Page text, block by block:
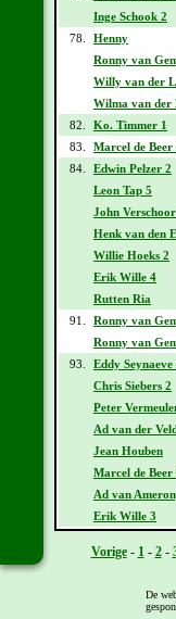
Inge Schook 2
78.
Henny
Ronny van
Willy van der
Wilma van der
82.
Ko. Timmer 1
83.
Marcel de Beer
84.
Edwin Pelzer 2
Leon Tap 5
John
Henk van den
Willie Hoeks 2
Erik Wille 4
Rutten Ria
91.
Ronny van
Ronny van
93.
Eddy Seynaeve
Chris Siebers 2
Peter
Ad van der
Jean Houben
Marcel de Beer
Ad van
Erik Wille 3
Vorige- 1- 2-
De